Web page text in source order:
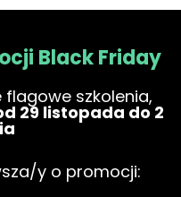
Black Friday
flagowe szkolenia,
29 listopada do 2
y o promocji: